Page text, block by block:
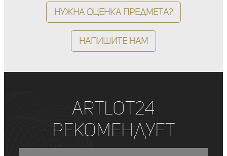
Нужна оценка предмета?
Напишите нам
ArtLot24
рекомендует